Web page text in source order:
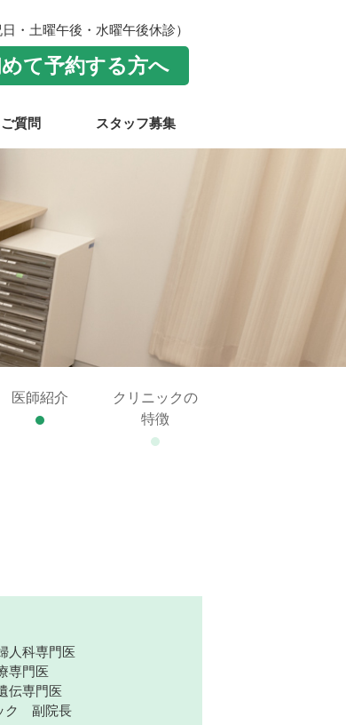
・土曜午後・水曜午後休診）
て予約する方へ
質問 スタッフ募集
医師紹介
クリニックの
特徴
人科専門医
専門医
伝専門医
ク 副院長